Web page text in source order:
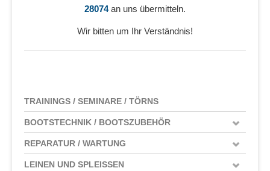
28074an uns übermitteln.
Wir bitten um Ihr Verständnis!
TRAININGS / SEMINARE / TÖRNS
BOOTSTECHNIK / BOOTSZUBEHÖR
REPARATUR / WARTUNG
LEINEN UND SPLEISSEN